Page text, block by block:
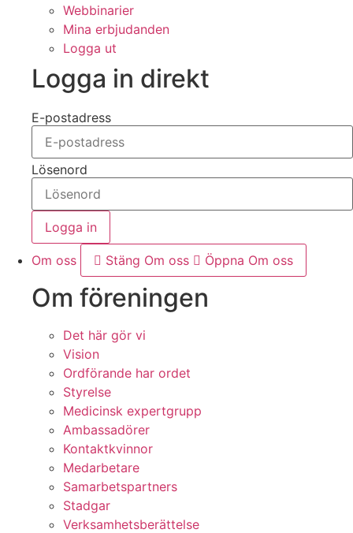
Webbinarier
Mina erbjudanden
Logga ut
Logga in direkt
E-postadress
Lösenord
Logga in
Om oss Stäng Om oss Öppna Om oss
Om föreningen
Det här gör vi
Vision
Ordförande har ordet
Styrelse
Medicinsk expertgrupp
Ambassadörer
Kontaktkvinnor
Medarbetare
Samarbetspartners
Stadgar
Verksamhetsberättelse